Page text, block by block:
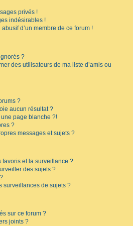
privés !
indésirables !
d’un membre de ce forum !
?
des utilisateurs de ma liste d’amis ou
?
aucun résultat ?
page blanche ?!
?
messages et sujets ?
favoris et la surveillance ?
des sujets ?
surveillances de sujets ?
sur ce forum ?
joints ?